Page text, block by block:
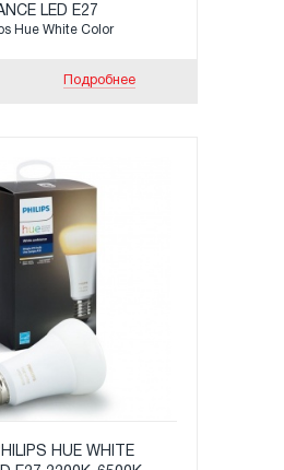
LED Е27
, МОЩНОСТЬ: 9,5 ВТ,
Hue White Color
Подробнее
HUE WHITE